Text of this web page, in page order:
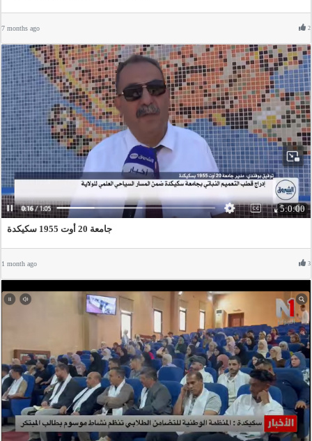
7 months ago 2
5:0:00
جامعة 20 أوت 1955 سكيكدة
1 month ago 3